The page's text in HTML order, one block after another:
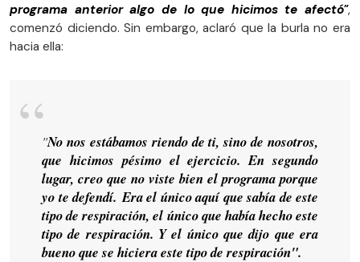
programa anterior algo de lo que hicimos te afectó",
comenzó diciendo. Sin embargo, aclaró que la burla no era
hacia ella:
"No nos estábamos riendo de ti, sino de nosotros,
que hicimos pésimo el ejercicio. En segundo
lugar, creo que no viste bien el programa porque
yo te defendí. Era el único aquí que sabía de este
tipo de respiración, el único que había hecho este
tipo de respiración. Y el único que dijo que era
bueno que se hiciera este tipo de respiración".